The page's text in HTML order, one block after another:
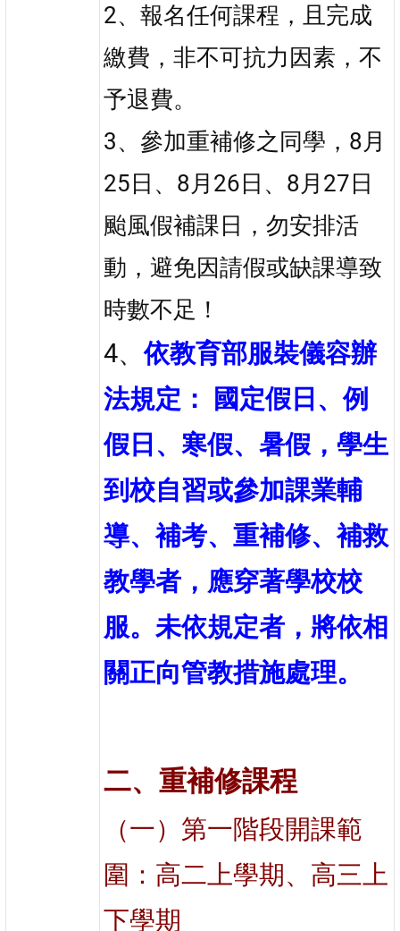
2、報名任何課程，且完成
繳費，非不可抗力因素，不
予退費。
3、參加重補修之同學，8月
25日、8月26日、8月27日
颱風假補課日，勿安排活
動，避免因請假或缺課導致
時數不足！
4、依教育部服裝儀容辦
法規定： 國定假日、例
假日、寒假、暑假，學生
到校自習或參加課業輔
導、補考、重補修、補救
教學者，應穿著學校校
服。未依規定者，將依相
關正向管教措施處理。
二、重補修課程
（一）第一階段開課範
圍：高二上學期、高三上
下學期